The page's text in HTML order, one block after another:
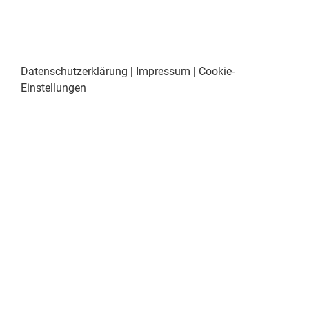
Datenschutzerklärung | Impressum | Cookie-
Einstellungen